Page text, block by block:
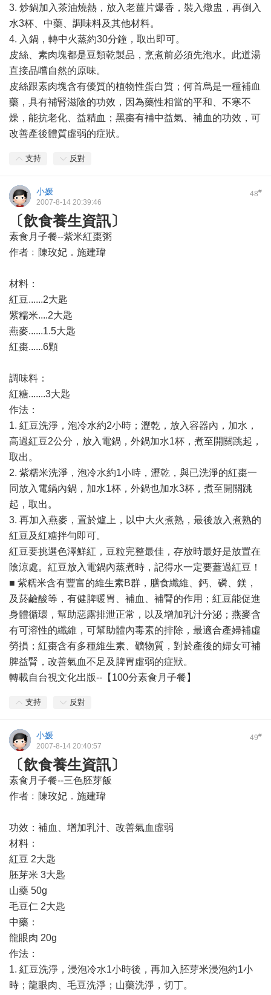
3. 炒鍋加入茶油燒熱，放入老薑片爆香，裝入燉盅，再倒入
水3杯、中藥、調味料及其他材料。
4. 入鍋，轉中火蒸約30分鐘，取出即可。
皮絲、素肉塊都是豆類乾製品，烹煮前必須先泡水。此道湯
直接品嚐自然的原味。
皮絲跟素肉塊含有優質的植物性蛋白質；何首烏是一種補血
藥，具有補腎滋陰的功效，因為藥性相當的平和、不寒不
燥，能抗老化、益精血；黑棗有補中益氣、補血的功效，可
改善產後體質虛弱的症狀。
支持 反對
48#
小媛
2007-8-14 20:39:46
〔飲食養生資訊〕
素食月子餐--紫米紅棗粥
作者﹕陳玫妃．施建瑋
材料：
紅豆......2大匙
紫糯米....2大匙
燕麥......1.5大匙
紅棗......6顆
調味料：
紅糖.......3大匙
作法：
1. 紅豆洗淨，泡冷水約2小時；瀝乾，放入容器內，加水，
高過紅豆2公分，放入電鍋，外鍋加水1杯，煮至開關跳起，
取出。
2. 紫糯米洗淨，泡冷水約1小時，瀝乾，與已洗淨的紅棗一
同放入電鍋內鍋，加水1杯，外鍋也加水3杯，煮至開關跳
起，取出。
3. 再加入燕麥，置於爐上，以中大火煮熟，最後放入煮熟的
紅豆及紅糖拌勻即可。
紅豆要挑選色澤鮮紅，豆粒完整最佳，存放時最好是放置在
陰涼處。紅豆放入電鍋內蒸煮時，記得水一定要蓋過紅豆！
■ 紫糯米含有豐富的維生素B群，膳食纖維、鈣、磷、鎂，
及菸鹼酸等，有健脾暖胃、補血、補腎的作用；紅豆能促進
身體循環，幫助惡露排泄正常，以及增加乳汁分泌；燕麥含
有可溶性的纖維，可幫助體內毒素的排除，最適合產婦補虛
勞損；紅棗含有多種維生素、礦物質，對於產後的婦女可補
脾益腎，改善氣血不足及脾胃虛弱的症狀。
轉載自台視文化出版--【100分素食月子餐】
支持 反對
49#
小媛
2007-8-14 20:40:57
〔飲食養生資訊〕
素食月子餐--三色胚芽飯
作者﹕陳玫妃．施建瑋
功效：補血、增加乳汁、改善氣血虛弱
材料：
紅豆 2大匙
胚芽米 3大匙
山藥 50g
毛豆仁 2大匙
中藥：
龍眼肉 20g
作法：
1. 紅豆洗淨，浸泡冷水1小時後，再加入胚芽米浸泡約1小
時；龍眼肉、毛豆洗淨；山藥洗淨，切丁。